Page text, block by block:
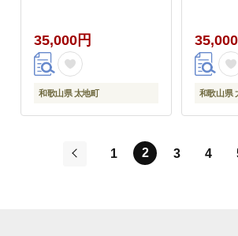
35,000円
和歌山県 太地町 和歌山県
1 2 3 4